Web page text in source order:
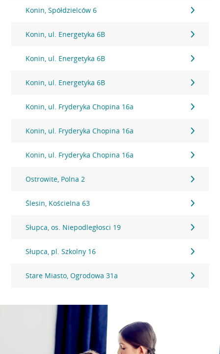
Konin, Spółdzielców 6
Konin, ul. Energetyka 6B
Konin, ul. Energetyka 6B
Konin, ul. Energetyka 6B
Konin, ul. Fryderyka Chopina 16a
Konin, ul. Fryderyka Chopina 16a
Konin, ul. Fryderyka Chopina 16a
Ostrowite, Polna 2
Ślesin, Kościelna 63
Słupca, os. Niepodległosci 19
Słupca, pl. Szkolny 16
Stare Miasto, Ogrodowa 31a